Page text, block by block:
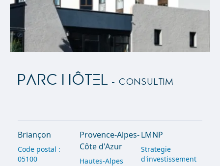
PARC HÔTEL - Consultim
Briançon
Code postal :
05100
Provence-Alpes-
Côte d'Azur
Hautes-Alpes
LMNP
Strategie
d'investissement